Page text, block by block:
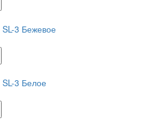
3 Бежевое
3 Белое